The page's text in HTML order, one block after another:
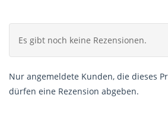
Es gibt noch keine Rezensionen.
Nur angemeldete Kunden, die dieses
dürfen eine Rezension abgeben.